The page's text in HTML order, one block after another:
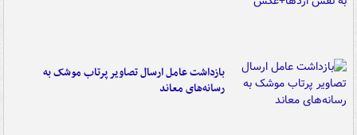
بازداشت عامل ارسال تصاویر پرتاب موشک به
رسانه‌های معاند